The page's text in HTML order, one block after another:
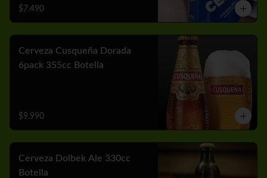
$7.490
Cerveza Cusqueña Dorada
6pack 355cc Botella
$9.990
Cerveza Dolbek Ale 330cc
Botella